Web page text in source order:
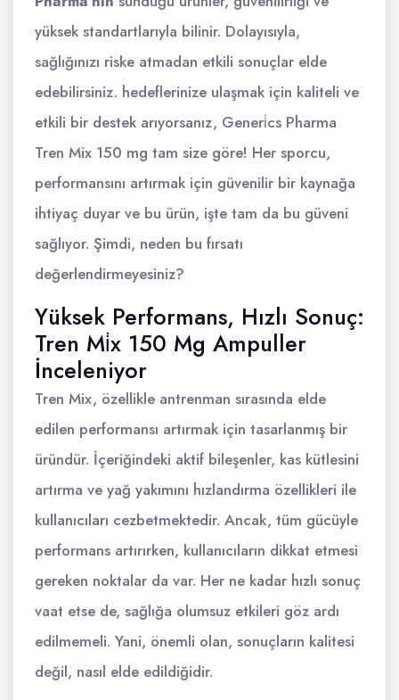
yüksek standartlarıyla bilinir. Dolayısıyla,
sağlığınızı riske atmadan etkili sonuçlar elde
edebilirsiniz. hedeflerinize ulaşmak için kaliteli ve
etkili bir destek arıyorsanız, Generi̇cs Pharma
Tren Mix 150 mg tam size göre! Her sporcu,
performansını artırmak için güvenilir bir kaynağa
ihtiyaç duyar ve bu ürün, işte tam da bu güveni
sağlıyor. Şimdi, neden bu fırsatı
değerlendirmeyesiniz?
Yüksek Performans, Hızlı Sonuç:
Tren Mi̇x 150 Mg Ampuller
İnceleniyor
Tren Mix, özellikle antrenman sırasında elde
edilen performansı artırmak için tasarlanmış bir
üründür. İçeriğindeki aktif bileşenler, kas kütlesini
artırma ve yağ yakımını hızlandırma özellikleri ile
kullanıcıları cezbetmektedir. Ancak, tüm gücüyle
performans artırırken, kullanıcıların dikkat etmesi
gereken noktalar da var. Her ne kadar hızlı sonuç
vaat etse de, sağlığa olumsuz etkileri göz ardı
edilmemeli. Yani, önemli olan, sonuçların kalitesi
değil, nasıl elde edildiğidir.